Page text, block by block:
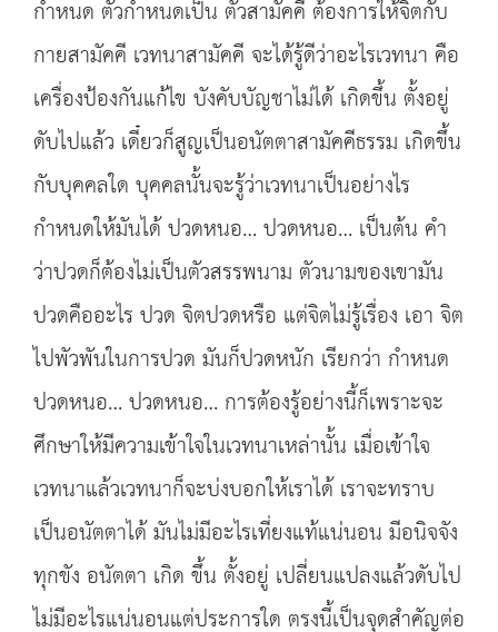
กำหนด ตัวกำหนดเป็น ตัวสามัคคี ต้องการให้จิตกับ
กายสามัคคี เวทนาสามัคคี จะได้รู้ดีว่าอะไรเวทนา คือ
เครื่องป้องกันแก้ไข บังคับบัญชาไม่ได้ เกิดขึ้น ตั้งอยู่
ดับไปแล้ว เดี๋ยวก็สูญเป็นอนัตตาสามัคคีธรรม เกิดขึ้น
กับบุคคลใด บุคคลนั้นจะรู้ว่าเวทนาเป็นอย่างไร
กำหนดให้มันได้ ปวดหนอ… ปวดหนอ… เป็นต้น คำ
ว่าปวดก็ต้องไม่เป็นตัวสรรพนาม ตัวนามของเขามัน
ปวดคืออะไร ปวด จิตปวดหรือ แต่จิตไม่รู้เรื่อง เอา จิต
ไปพัวพันในการปวด มันก็ปวดหนัก เรียกว่า กำหนด
ปวดหนอ… ปวดหนอ… การต้องรู้อย่างนี้ก็เพราะจะ
ศึกษาให้มีความเข้าใจในเวทนาเหล่านั้น เมื่อเข้าใจ
เวทนาแล้วเวทนาก็จะบ่งบอกให้เราได้ เราจะทราบ
เป็นอนัตตาได้ มันไม่มีอะไรเที่ยงแท้แน่นอน มีอนิจจัง
ทุกขัง อนัตตา เกิด ขึ้น ตั้งอยู่ เปลี่ยนแปลงแล้วดับไป
ไม่มีอะไรแน่นอนแต่ประการใด ตรงนี้เป็นจุดสำคัญต่อ